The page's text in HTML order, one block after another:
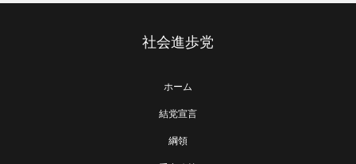
社会進歩党
ホーム
結党宣言
綱領